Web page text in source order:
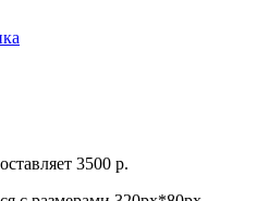
3500 р.